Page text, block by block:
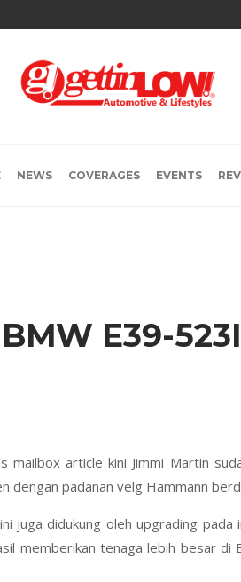
NEWS COVERAGES EVENTS
E39-523I
mailbox article kini Jimmi Martin
dengan padanan velg Hammann
juga didukung oleh upgrading
memberikan tenaga lebih besar